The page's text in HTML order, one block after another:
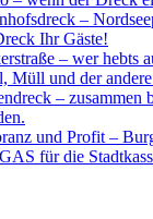
–
Ihr Gäste!
– wer hebts
Müll und der
– zusammen
und Profit –
für die